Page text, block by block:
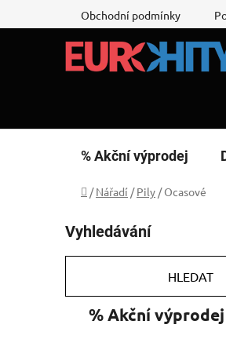
na
Obchodní podmínky
% Akční výprodej
Domů
/ Nářadí / Pily / Ocasové
o
s
r
Vyhledávání
HLEDAT
kategorie
% Akční výprodej